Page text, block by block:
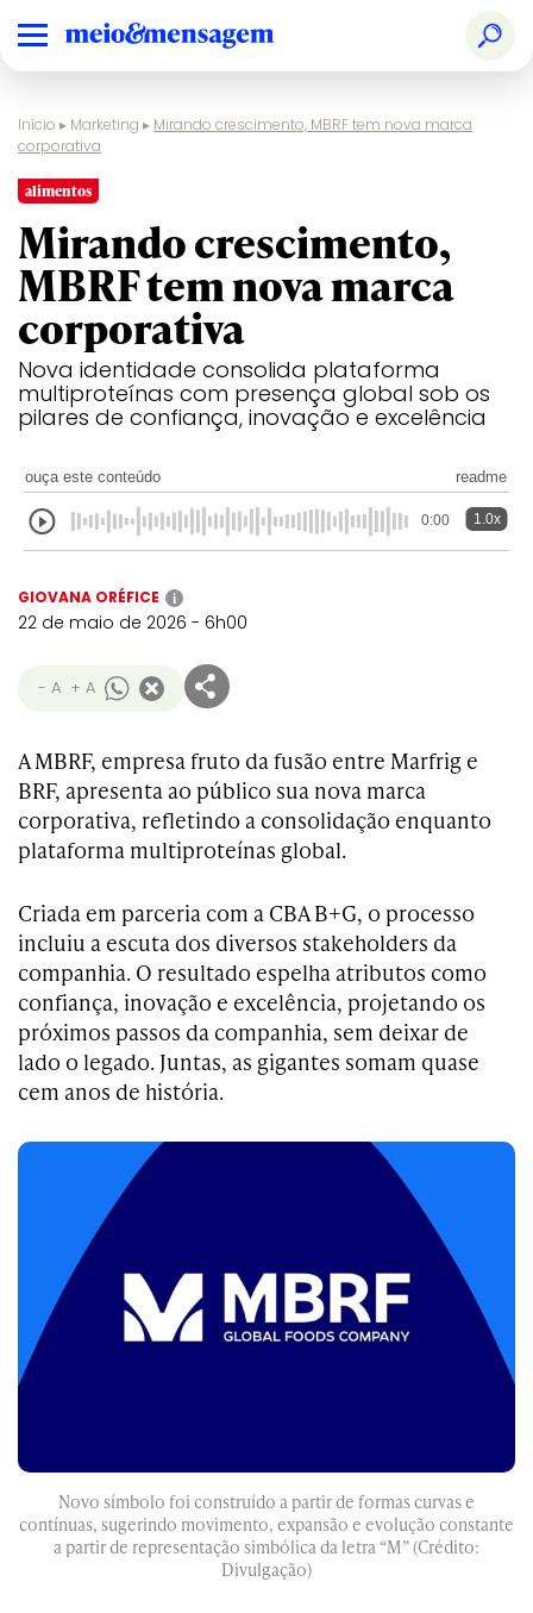
Início ▸ Marketing ▸ Mirando crescimento, MBRF tem nova marca
corporativa
alimentos
Mirando crescimento,
MBRF tem nova marca
corporativa
Nova identidade consolida plataforma
multiproteínas com presença global sob os
pilares de confiança, inovação e excelência
ouça este conteúdo readme
0:00 1.0x
GIOVANA ORÉFICE i
22 de maio de 2026 - 6h00
- A + A
A MBRF, empresa fruto da fusão entre Marfrig e
BRF, apresenta ao público sua nova marca
corporativa, refletindo a consolidação enquanto
plataforma multiproteínas global.
Criada em parceria com a CBA B+G, o processo
incluiu a escuta dos diversos stakeholders da
companhia. O resultado espelha atributos como
confiança, inovação e excelência, projetando os
próximos passos da companhia, sem deixar de
lado o legado. Juntas, as gigantes somam quase
cem anos de história.
Novo símbolo foi construído a partir de formas curvas e
contínuas, sugerindo movimento, expansão e evolução constante
a partir de representação simbólica da letra “M” (Crédito:
Divulgação)